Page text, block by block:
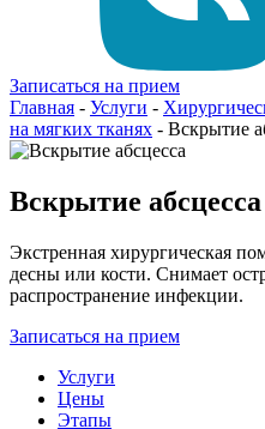
Записаться на прием
Главная - Услуги -
на мягких тканях - Вскрытие
Вскрытие
Экстренная хирургическая
десны или кости. Снимает
распространение инфекции.
Записаться на прием
Услуги
Цены
Этапы